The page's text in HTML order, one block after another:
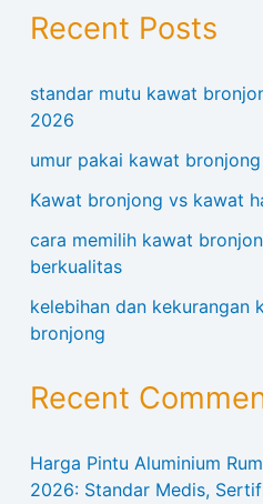
Recent Posts
standar mutu kawat
2026
umur pakai kawat
Kawat bronjong vs kawat
cara memilih kawat
berkualitas
kelebihan dan kekurangan
bronjong
Recent
Harga Pintu Aluminium
2026: Standar Medis,